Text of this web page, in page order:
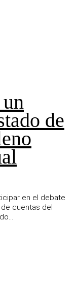
de
en el debate
cuentas del